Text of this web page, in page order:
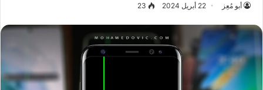
أبو مُعِز 22 أبريل 2024 23